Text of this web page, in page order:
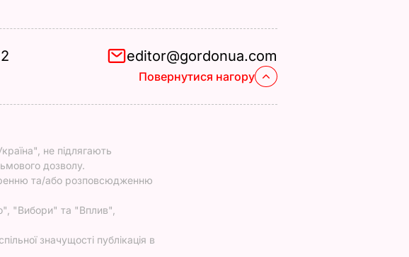
editor@gordonua.com
Повернутися нагору
не підлягають
дозволу.
та/або розповсюдженню
"Вибори" та "Вплив",
значущості публікація в